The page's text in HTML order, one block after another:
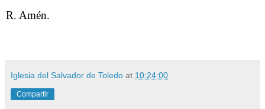
R. Amén.
Iglesia del Salvador de Toledo at 10:24:00
Compartir